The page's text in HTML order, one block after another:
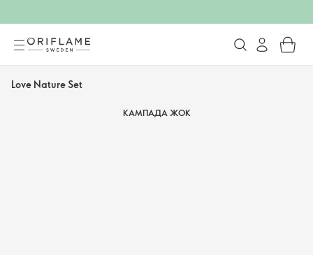
Love Nature Set
КАМПАДА ЖОК